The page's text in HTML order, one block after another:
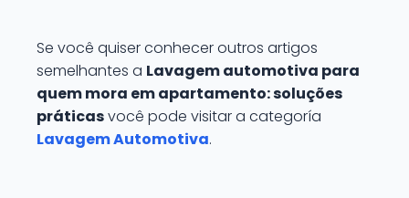
Se você quiser conhecer outros artigos
semelhantes a Lavagem automotiva para
quem mora em apartamento: soluções
práticasvocê pode visitar a categoría
Lavagem Automotiva.